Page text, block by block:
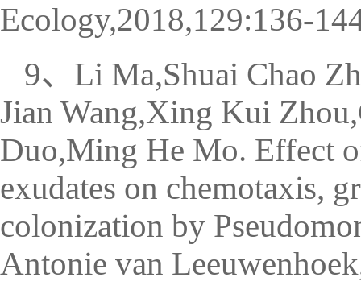
Ecology,2018,129:136-
9、Li Ma,Shuai Chao
Jian Wang,Xing Kui
Duo,Ming He Mo. Effect
exudates on chemotaxis,
colonization by
Antonie van